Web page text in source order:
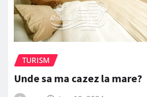
TURISM
Unde sa ma cazez la mare?